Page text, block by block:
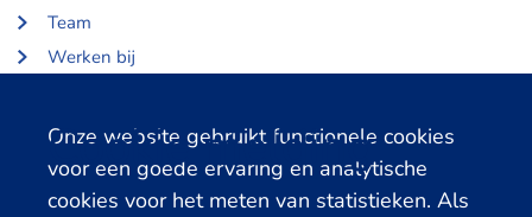
Cookie melding
Onze website gebruikt functionele cookies
voor een goede ervaring en analytische
cookies voor het meten van statistieken. Als
Team
Werken bij
Partners en opdrachtgevers
Gerelateerde databanken